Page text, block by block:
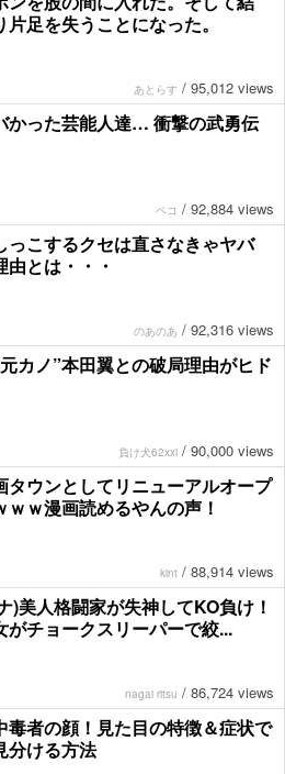
足を失うことになった。
あとらす / 95,012 views
かった芸能人達… 衝撃の武勇伝
ペコ / 92,884 views
っこするクセは直さなきゃヤバ
とは・・・
のあのあ / 92,316 views
カノ”本田翼との破局理由がヒド
負け犬62xxi / 90,000 views
タウンとしてリニューアルオープ
ｗｗ漫画読めるやんの声！
kint / 88,914 views
)美人格闘家が失神してKO負け！
がチョークスリーパーで絞...
nagai ritsu / 86,724 views
毒者の顔！見た目の特徴＆症状で
分ける方法